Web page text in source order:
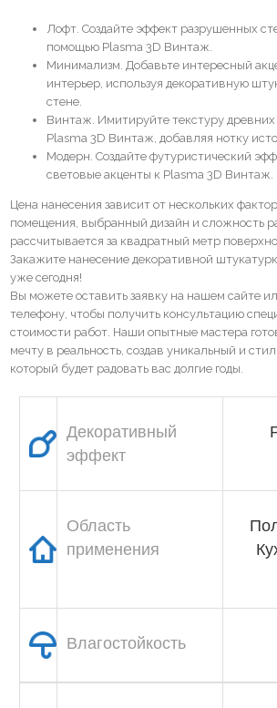
Лофт. Создайте эффект разрушенных
помощью Plasma 3D Винтаж.
Минимализм. Добавьте интересный
интерьер, используя декоративную
стене.
Винтаж. Имитируйте текстуру
Plasma 3D Винтаж, добавляя нотку
Модерн. Создайте футуристический
световые акценты к Plasma 3D Винтаж.
Цена нанесения зависит от нескольких
помещения, выбранный дизайн и сложность
рассчитывается за квадратный метр
Закажите нанесение декоративной
уже сегодня!
Вы можете оставить заявку на нашем сайте
телефону, чтобы получить консультацию
стоимости работ. Наши опытные мастера
мечту в реальность, создав уникальный и
который будет радовать вас долгие годы.
Декоративный
эффект
Область
применения
Влагостойкость